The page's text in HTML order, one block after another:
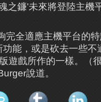
之鐮’未來將登陸主
完全適應主機平台的
能，或是砍去一些不
遊戲所作的一樣。（
說道。